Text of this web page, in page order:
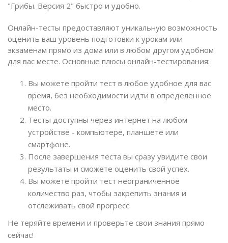
"Грибы. Версия 2" быстро и удобно.
Онлайн-тесты предоставляют уникальную возможность
оценить ваш уровень подготовки к урокам или
экзаменам прямо из дома или в любом другом удобном
для вас месте. Основные плюсы онлайн-тестирования:
Вы можете пройти тест в любое удобное для вас
время, без необходимости идти в определенное
место.
Тесты доступны через интернет на любом
устройстве - компьютере, планшете или
смартфоне.
После завершения теста вы сразу увидите свои
результаты и сможете оценить свой успех.
Вы можете пройти тест неограниченное
количество раз, чтобы закрепить знания и
отслеживать свой прогресс.
Не теряйте времени и проверьте свои знания прямо
сейчас!